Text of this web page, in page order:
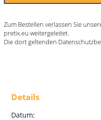
Zum Bestellen verlassen Sie
pretix.eu weitergeleitet.
Die dort geltenden
Details
Datum: